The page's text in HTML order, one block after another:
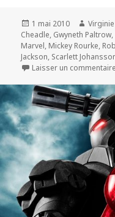
Publié
le
1 mai 2010 Auteur
Virginie
Cheadle, Gwyneth Paltrow,
Marvel, Mickey Rourke,
Jackson, Scarlett
Laisser un commentaire